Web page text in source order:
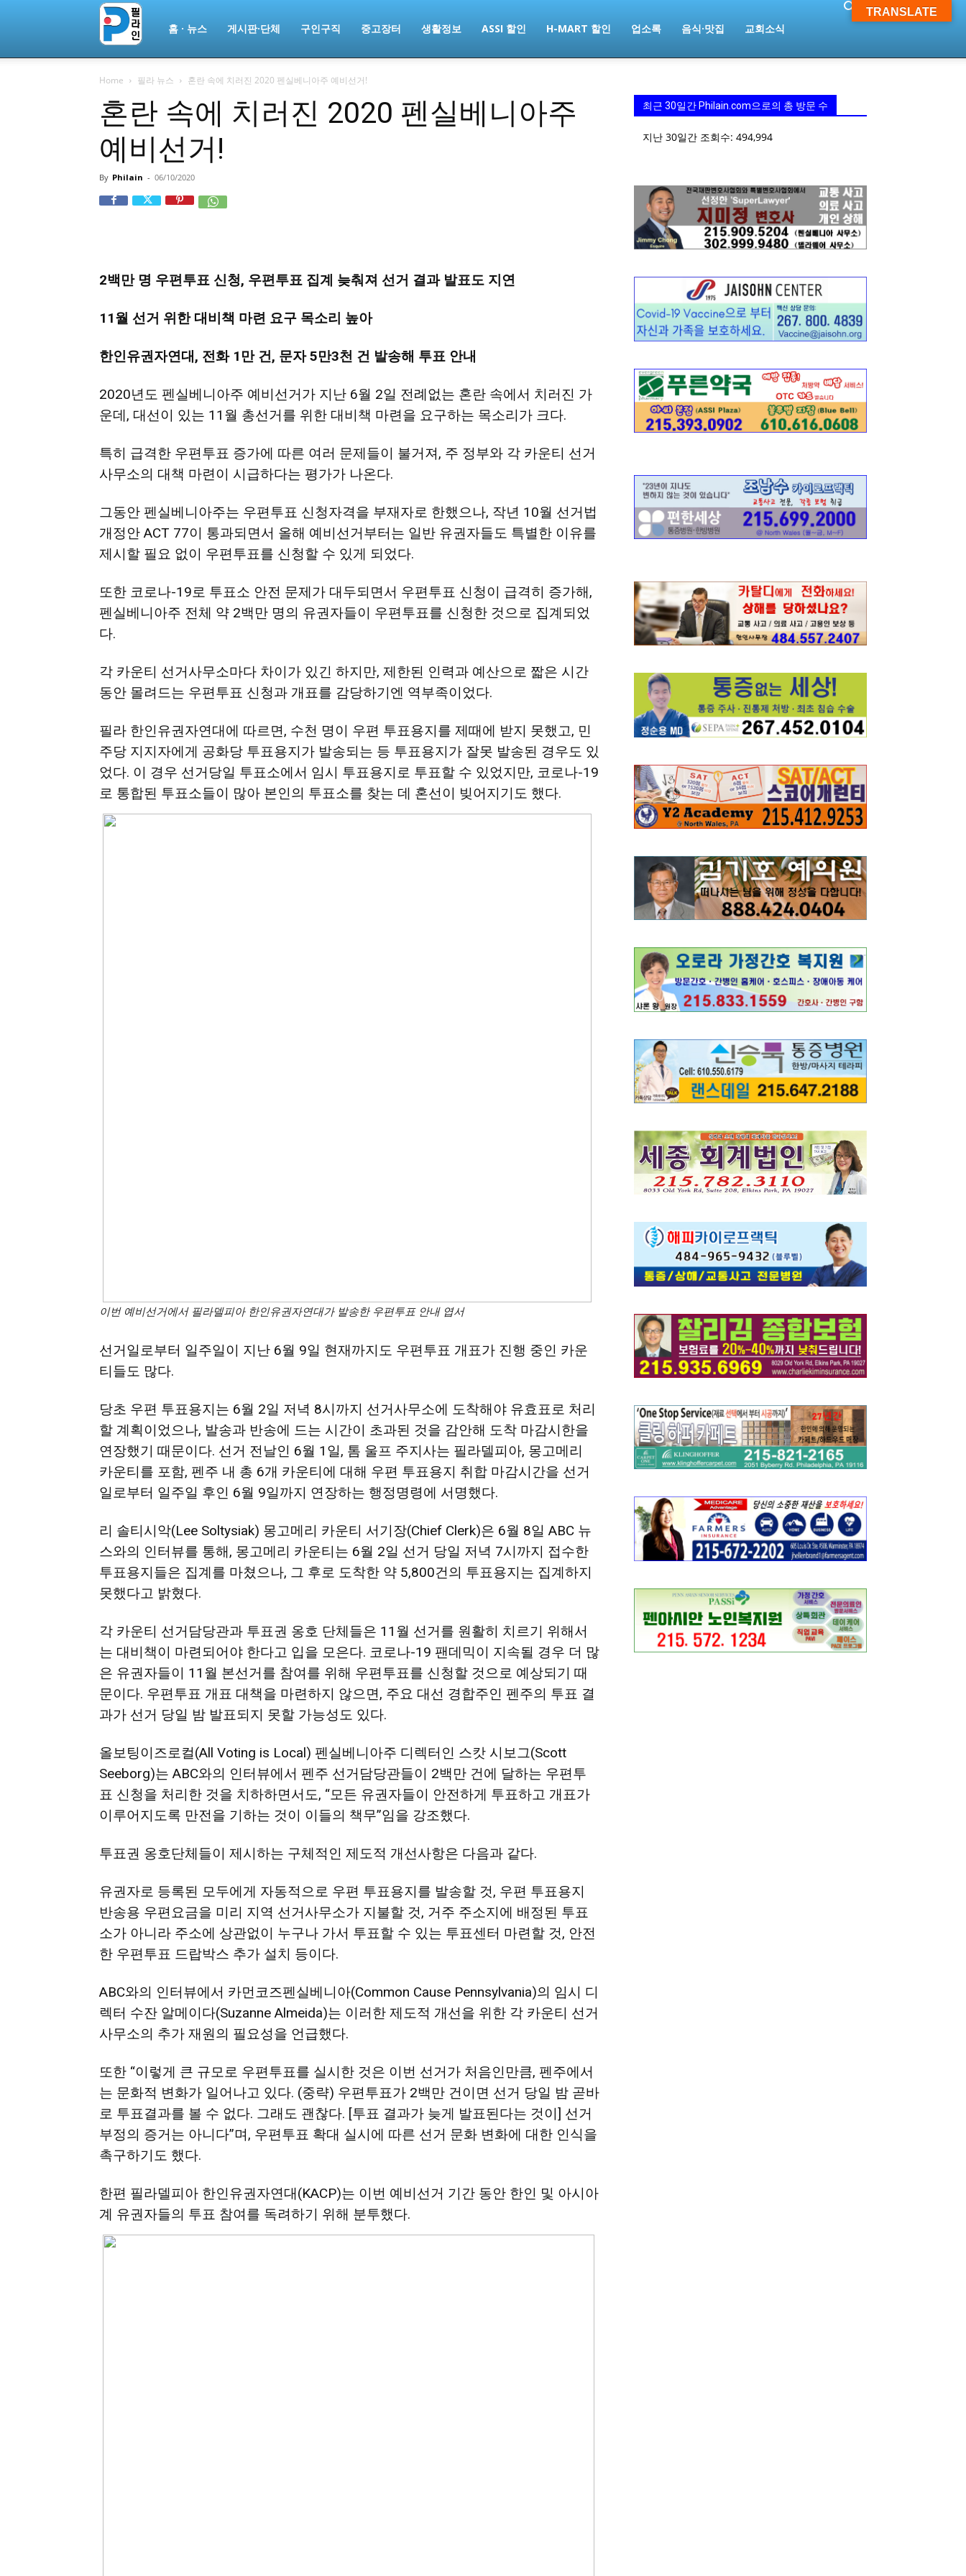
라
인
ￜ
라
인
보
홈 · 뉴스 게시판·단체 구인구직 중고장터 생활정보 ASSI 할인 H-MART 할인 업소록 음식·맛집 교회소식
Home 필라 뉴스 혼란 속에 치러진 2020 펜실베니아주 예비선거!
혼란 속에 치러진 2020 펜실베니아주
예비선거!
By Philain - 06/10/2020
2백만 명 우편투표 신청, 우편투표 집계 늦춰져 선거 결과 발표도 지연
11월 선거 위한 대비책 마련 요구 목소리 높아
한인유권자연대, 전화 1만 건, 문자 5만3천 건 발송해 투표 안내
2020년도 펜실베니아주 예비선거가 지난 6월 2일 전례없는 혼란 속에서 치러진 가
운데, 대선이 있는 11월 총선거를 위한 대비책 마련을 요구하는 목소리가 크다.
특히 급격한 우편투표 증가에 따른 여러 문제들이 불거져, 주 정부와 각 카운티 선거
사무소의 대책 마련이 시급하다는 평가가 나온다.
그동안 펜실베니아주는 우편투표 신청자격을 부재자로 한했으나, 작년 10월 선거법
개정안 ACT 77이 통과되면서 올해 예비선거부터는 일반 유권자들도 특별한 이유를
제시할 필요 없이 우편투표를 신청할 수 있게 되었다.
또한 코로나-19로 투표소 안전 문제가 대두되면서 우편투표 신청이 급격히 증가해,
펜실베니아주 전체 약 2백만 명의 유권자들이 우편투표를 신청한 것으로 집계되었
다.
각 카운티 선거사무소마다 차이가 있긴 하지만, 제한된 인력과 예산으로 짧은 시간
동안 몰려드는 우편투표 신청과 개표를 감당하기엔 역부족이었다.
필라 한인유권자연대에 따르면, 수천 명이 우편 투표용지를 제때에 받지 못했고, 민
주당 지지자에게 공화당 투표용지가 발송되는 등 투표용지가 잘못 발송된 경우도 있
었다. 이 경우 선거당일 투표소에서 임시 투표용지로 투표할 수 있었지만, 코로나-19
로 통합된 투표소들이 많아 본인의 투표소를 찾는 데 혼선이 빚어지기도 했다.
이번 예비선거에서 필라델피아 한인유권자연대가 발송한 우편투표 안내 엽서
선거일로부터 일주일이 지난 6월 9일 현재까지도 우편투표 개표가 진행 중인 카운
티들도 많다.
당초 우편 투표용지는 6월 2일 저녁 8시까지 선거사무소에 도착해야 유효표로 처리
할 계획이었으나, 발송과 반송에 드는 시간이 초과된 것을 감안해 도착 마감시한을
연장했기 때문이다. 선거 전날인 6월 1일, 톰 울프 주지사는 필라델피아, 몽고메리
카운티를 포함, 펜주 내 총 6개 카운티에 대해 우편 투표용지 취합 마감시간을 선거
일로부터 일주일 후인 6월 9일까지 연장하는 행정명령에 서명했다.
리 솔티시악(Lee Soltysiak) 몽고메리 카운티 서기장(Chief Clerk)은 6월 8일 ABC 뉴
스와의 인터뷰를 통해, 몽고메리 카운티는 6월 2일 선거 당일 저녁 7시까지 접수한
투표용지들은 집계를 마쳤으나, 그 후로 도착한 약 5,800건의 투표용지는 집계하지
못했다고 밝혔다.
각 카운티 선거담당관과 투표권 옹호 단체들은 11월 선거를 원활히 치르기 위해서
는 대비책이 마련되어야 한다고 입을 모은다. 코로나-19 팬데믹이 지속될 경우 더 많
은 유권자들이 11월 본선거를 참여를 위해 우편투표를 신청할 것으로 예상되기 때
문이다. 우편투표 개표 대책을 마련하지 않으면, 주요 대선 경합주인 펜주의 투표 결
과가 선거 당일 밤 발표되지 못할 가능성도 있다.
올보팅이즈로컬(All Voting is Local) 펜실베니아주 디렉터인 스캇 시보그(Scott
Seeborg)는 ABC와의 인터뷰에서 펜주 선거담당관들이 2백만 건에 달하는 우편투
표 신청을 처리한 것을 치하하면서도, “모든 유권자들이 안전하게 투표하고 개표가
이루어지도록 만전을 기하는 것이 이들의 책무”임을 강조했다.
투표권 옹호단체들이 제시하는 구체적인 제도적 개선사항은 다음과 같다.
유권자로 등록된 모두에게 자동적으로 우편 투표용지를 발송할 것, 우편 투표용지
반송용 우편요금을 미리 지역 선거사무소가 지불할 것, 거주 주소지에 배정된 투표
소가 아니라 주소에 상관없이 누구나 가서 투표할 수 있는 투표센터 마련할 것, 안전
한 우편투표 드랍박스 추가 설치 등이다.
ABC와의 인터뷰에서 카먼코즈펜실베니아(Common Cause Pennsylvania)의 임시 디
렉터 수잔 알메이다(Suzanne Almeida)는 이러한 제도적 개선을 위한 각 카운티 선거
사무소의 추가 재원의 필요성을 언급했다.
또한 “이렇게 큰 규모로 우편투표를 실시한 것은 이번 선거가 처음인만큼, 펜주에서
는 문화적 변화가 일어나고 있다. (중략) 우편투표가 2백만 건이면 선거 당일 밤 곧바
로 투표결과를 볼 수 없다. 그래도 괜찮다. [투표 결과가 늦게 발표된다는 것이] 선거
부정의 증거는 아니다”며, 우편투표 확대 실시에 따른 선거 문화 변화에 대한 인식을
촉구하기도 했다.
한편 필라델피아 한인유권자연대(KACP)는 이번 예비선거 기간 동안 한인 및 아시아
계 유권자들의 투표 참여를 독려하기 위해 분투했다.
최근 30일간 Philain.com으로의 총 방문 수
지난 30일간 조회수: 494,994
TRANSLATE